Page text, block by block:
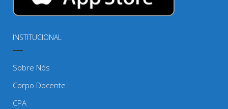
INSTITUCIONAL
Sobre Nós
Corpo Docente
CPA